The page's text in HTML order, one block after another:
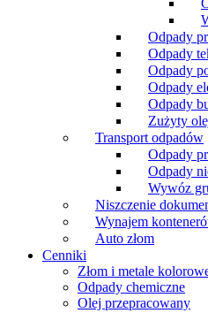
Odpady
Odpady
Odpady
Odpady
Odpady
Zużyty
Transport odpadów
Odpady
Odpady
Wywóz
Niszczenie
Wynajem
Auto złom
Cenniki
Złom i metale
Odpady chemiczne
Olej przepracowany